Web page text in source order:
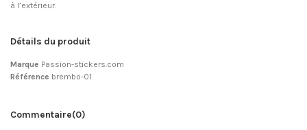
à l’extérieur.
Détails du produit
Marque Passion-stickers.com
Référence brembo-01
Commentaire(0)